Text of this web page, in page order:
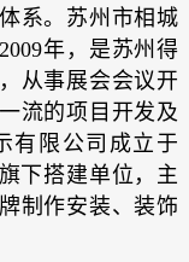
系。苏州市相城
年，是苏州得
从事展会会议开
流的项目开发及
有限公司成立于
下搭建单位，主
制作安装、装饰